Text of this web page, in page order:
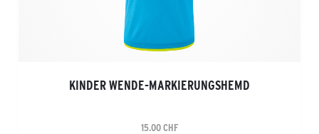
KINDER WENDE-MARKIERUNGSHEMD
15.00 CHF